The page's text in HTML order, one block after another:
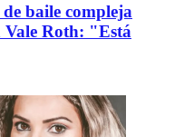
baile compleja
Vale Roth: "Está